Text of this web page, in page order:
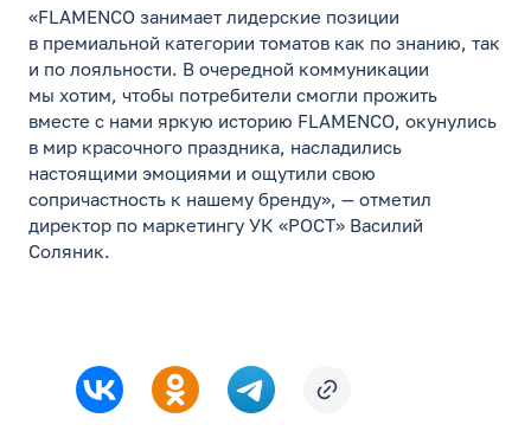
«FLAMENCO занимает лидерские позиции
в премиальной категории томатов как по знанию, так
и по лояльности. В очередной коммуникации
мы хотим, чтобы потребители смогли прожить
вместе с нами яркую историю FLAMENCO, окунулись
в мир красочного праздника, насладились
настоящими эмоциями и ощутили свою
сопричастность к нашему бренду», — отметил
директор по маркетингу УК «РОСТ» Василий
Соляник.